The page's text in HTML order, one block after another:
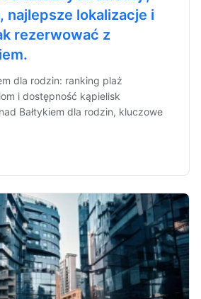
najlepsze lokalizacje i
rezerwować z
dla rodzin: ranking plaż
i dostępność kąpielisk
Bałtykiem dla rodzin, kluczowe